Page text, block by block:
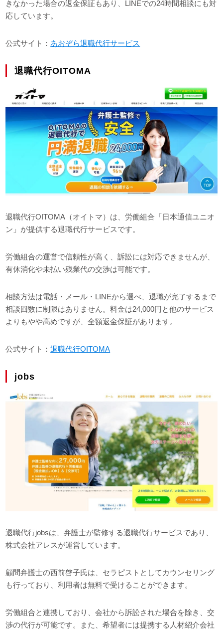
きなかった場合の返金保証もあり、LINEでの24時間相談にも対
応しています。
公式サイト： あおぞら退職代行サービス
退職代行OITOMA
退職代行OITOMA（オイトマ）は、労働組合「日本通信ユニオ
ン」が提供する退職代行サービスです。
労働組合の運営で信頼性が高く、訴訟には対応できませんが、
有休消化や未払い残業代の交渉は可能です。
相談方法は電話・メール・LINEから選べ、退職が完了するまで
相談回数に制限はありません。料金は24,000円と他のサービス
よりもやや高めですが、全額返金保証があります。
公式サイト：退職代行OITOMA
jobs
退職代行jobsは、弁護士が監修する退職代行サービスであり、
株式会社アレスが運営しています。
顧問弁護士の西前啓子氏は、セラピストとしてカウンセリング
も行っており、利用者は無料で受けることができます。
労働組合と連携しており、会社から訴訟された場合を除き、交
渉の代行が可能です。また、希望者には提携する人材紹介会社